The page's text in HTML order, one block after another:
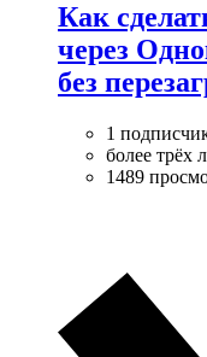
Как
через
без
1
более трёх
1489